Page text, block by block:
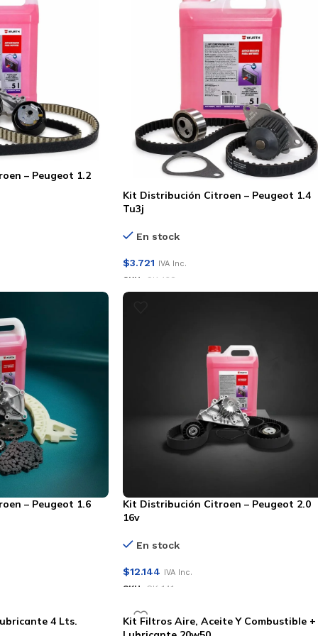
– Peugeot 1.2
Kit Distribución Citroen – Peugeot 1.4
Tu3j
En stock
$3.721 IVA Inc.
SKU: CK-138
– Peugeot 1.6
Kit Distribución Citroen – Peugeot 2.0
16v
En stock
$12.144 IVA Inc.
SKU: CK-141
AÑADIR AL CARRITO
4 Lts.
Kit Filtros Aire, Aceite Y Combustible +